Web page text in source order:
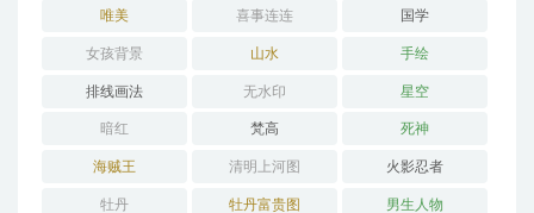
唯美 喜事连连 国学
女孩背景 山水 手绘
排线画法 无水印 星空
暗红 梵高 死神
海贼王 清明上河图 火影忍者
牡丹 牡丹富贵图 男生人物